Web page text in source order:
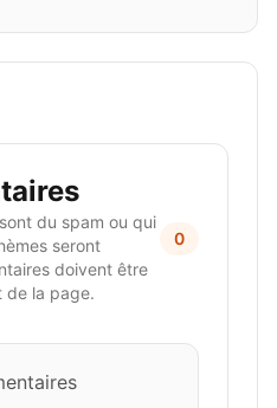
du spam ou qui
seront
doivent être
de la page.
0